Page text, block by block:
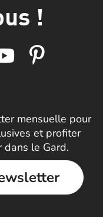
!
mensuelle pour
et profiter
dans le Gard.